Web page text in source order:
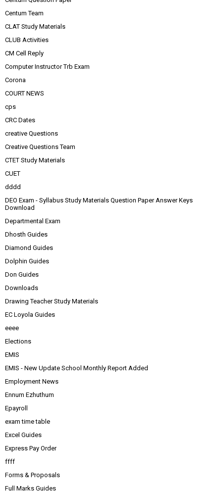
Centum Team
CLAT Study Materials
CLUB Activities
CM Cell Reply
Computer Instructor Trb Exam
Corona
COURT NEWS
cps
CRC Dates
creative Questions
Creative Questions Team
CTET Study Materials
CUET
dddd
DEO Exam - Syllabus Study Materials Question Paper Answer Keys
Download
Departmental Exam
Dhosth Guides
Diamond Guides
Dolphin Guides
Don Guides
Downloads
Drawing Teacher Study Materials
EC Loyola Guides
eeee
Elections
EMIS
EMIS - New Update School Monthly Report Added
Employment News
Ennum Ezhuthum
Epayroll
exam time table
Excel Guides
Express Pay Order
ffff
Forms & Proposals
Full Marks Guides